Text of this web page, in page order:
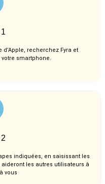
d’Apple, recherchez Fyra et
smartphone.
indiquées, en saisissant les
les autres utilisateurs à
vous